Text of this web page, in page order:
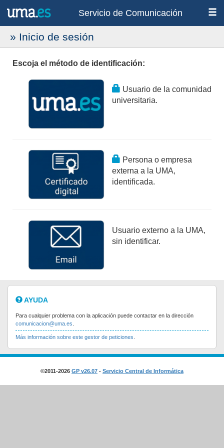
Servicio de Comunicación
» Inicio de sesión
Escoja el método de identificación:
Usuario de la comunidad
universitaria.
Persona o empresa
externa a la UMA,
identificada.
Usuario externo a la UMA,
sin identificar.
AYUDA
Para cualquier problema con la aplicación puede contactar en la dirección
comunicacion@uma.es
Más información sobre este gestor de peticiones
©2011-2026 GP v26.07 - Servicio Central de Informática